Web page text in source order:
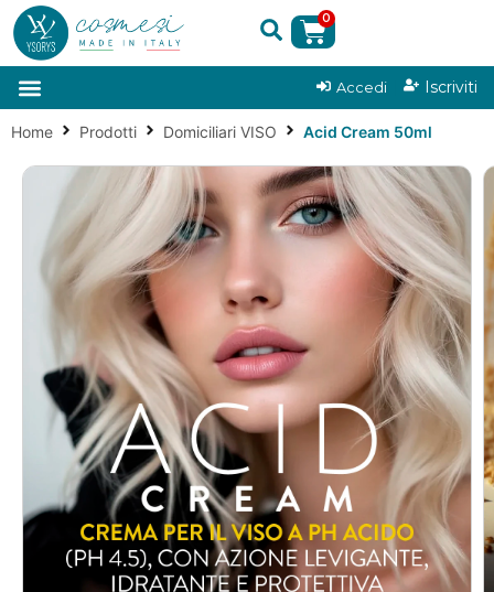
0
Accedi Iscriviti
Home Prodotti Domiciliari VISO Acid Cream 50ml